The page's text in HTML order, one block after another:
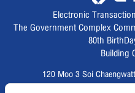
Electronic
The Government Complex
80th
Building
120 Moo 3 Soi